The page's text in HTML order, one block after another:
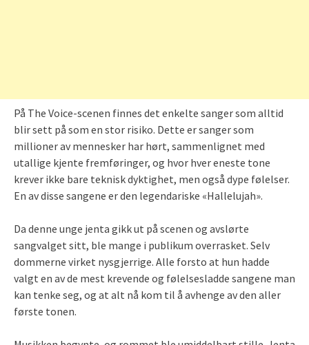
På The Voice-scenen finnes det enkelte sanger som alltid
blir sett på som en stor risiko. Dette er sanger som
millioner av mennesker har hørt, sammenlignet med
utallige kjente fremføringer, og hvor hver eneste tone
krever ikke bare teknisk dyktighet, men også dype følelser.
En av disse sangene er den legendariske «Hallelujah».
Da denne unge jenta gikk ut på scenen og avslørte
sangvalget sitt, ble mange i publikum overrasket. Selv
dommerne virket nysgjerrige. Alle forsto at hun hadde
valgt en av de mest krevende og følelsesladde sangene man
kan tenke seg, og at alt nå kom til å avhenge av den aller
første tonen.